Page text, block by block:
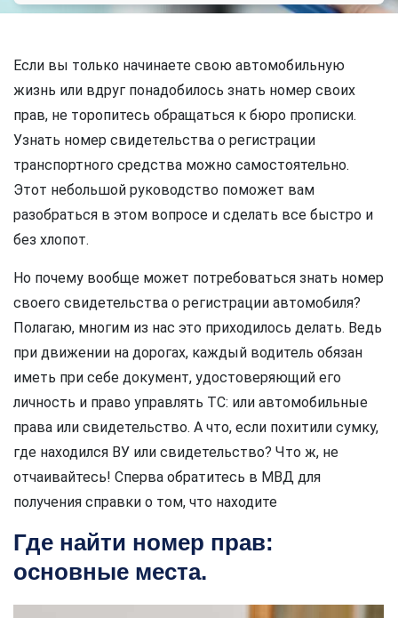
Если вы только начинаете свою автомобильную
жизнь или вдруг понадобилось знать номер своих
прав, не торопитесь обращаться к бюро прописки.
Узнать номер свидетельства о регистрации
транспортного средства можно самостоятельно.
Этот небольшой руководство поможет вам
разобраться в этом вопросе и сделать все быстро и
без хлопот.
Но почему вообще может потребоваться знать номер
своего свидетельства о регистрации автомобиля?
Полагаю, многим из нас это приходилось делать. Ведь
при движении на дорогах, каждый водитель обязан
иметь при себе документ, удостоверяющий его
личность и право управлять ТС: или автомобильные
права или свидетельство. А что, если похитили сумку,
где находился ВУ или свидетельство? Что ж, не
отчаивайтесь! Сперва обратитесь в МВД для
получения справки о том, что находите
Где найти номер прав:
основные места.